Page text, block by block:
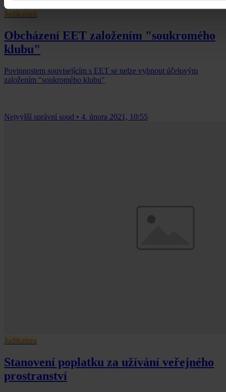
Judikatura
Obcházení EET založením "soukromého
klubu"
Povinnostem souvisejícím s EET se nelze vyhnout účelovým
založením "soukromého klubu"
Nejvyšší správní soud • 4. února 2021, 10:55
Judikatura
Stanovení poplatku za užívání veřejného
prostranství